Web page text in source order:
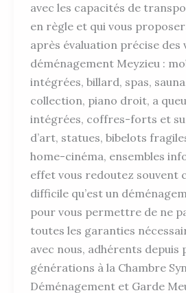
avec les capacités de
en règle et qui vous
après évaluation précise des
déménagement Meyzieu :
intégrées, billard, spas,
collection, piano droit, a
intégrées, coffres-forts et
d’art, statues, bibelots
home-cinéma, ensembles
effet vous redoutez souvent
difficile qu’est un
pour vous permettre de ne
toutes les garanties
avec nous, adhérents depuis
générations à la Chambre
Déménagement et Garde